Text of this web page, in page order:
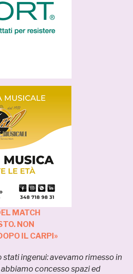
MATCH
NON
IL CARPI»
stati ingenui: avevamo rimesso in
concesso spazi ed